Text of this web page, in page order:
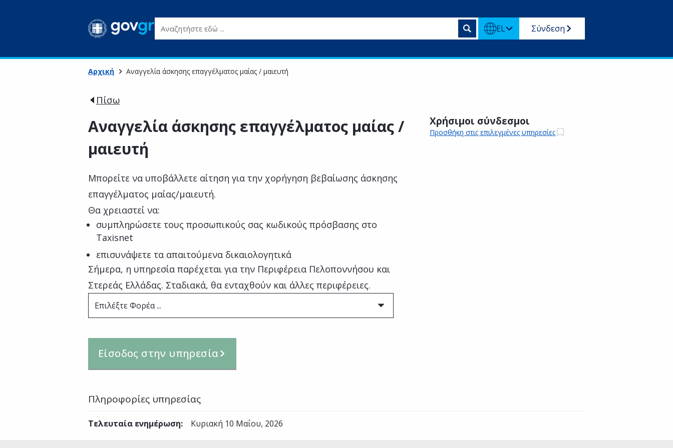
Αναζητήστε εδώ ... EL Σύνδεση
Αρχική Αναγγελία άσκησης επαγγέλματος μαίας / μαιευτή
Πίσω
Αναγγελία άσκησης επαγγέλματος μαίας /
μαιευτή
Μπορείτε να υποβάλλετε αίτηση για την χορήγηση βεβαίωσης άσκησης
επαγγέλματος μαίας/μαιευτή.
Θα χρειαστεί να:
συμπληρώσετε τους προσωπικούς σας κωδικούς πρόσβασης στο
Taxisnet
επισυνάψετε τα απαιτούμενα δικαιολογητικά
Σήμερα, η υπηρεσία παρέχεται για την Περιφέρεια Πελοποννήσου και
Στερεάς Ελλάδας. Σταδιακά, θα ενταχθούν και άλλες περιφέρειες.
Επιλέξτε Φορέα ...
Είσοδος στην υπηρεσία
Χρήσιμοι σύνδεσμοι
Προσθήκη στις επιλεγμένες υπηρεσίες
Πληροφορίες υπηρεσίας
Τελευταία ενημέρωση: Κυριακή 10 Μαΐου, 2026